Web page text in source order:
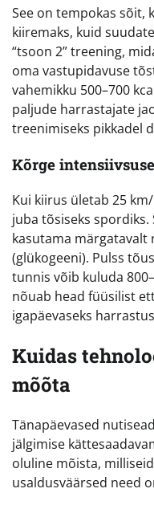
See on tempokas sõit,
kiiremaks, kuid
“tsoon 2” treening,
oma vastupidavuse
vahemikku 500–700
paljude harrastajate
treenimiseks pikkadel
Kõrge
Kui kiirus ületab 25
juba tõsiseks spordiks.
kasutama märgatavalt
(glükogeeni). Pulss
tunnis võib kuluda
nõuab head füüsilist
igapäevaseks
Kuidas
mõõta
Tänapäevased
jälgimise
oluline mõista,
usaldusväärsed need